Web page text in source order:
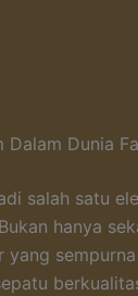
Dalam Dunia
salah satu
hanya